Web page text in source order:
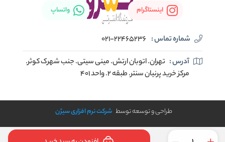
اینستاگرام واتساپ
شماره تماس : 021-22465236
آدرس : تهران. اتوبان ارتش. مینی سیتی. جنب شهرک کوثر.
مرکز خرید پرنیان سنتر. طبقه ۲. واحد ۴۰۱
طراحی و توسعه توسط شرکت نرم افزاری سیژن